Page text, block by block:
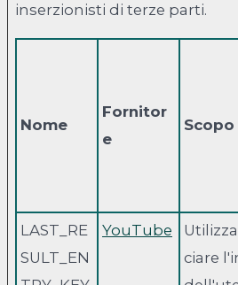
inserzionisti di terze parti.
Nome
Fornitor
e
Scopo
LAST_RE
SULT_EN
YouTube
ciare